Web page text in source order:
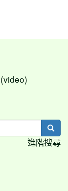
進階搜尋